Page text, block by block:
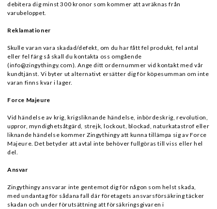
debitera dig minst 300 kronor som kommer att avräknas från
varubeloppet.
Reklamationer
Skulle varan vara skadad/defekt, om du har fått fel produkt, fel antal
eller fel färg så skall du kontakta oss omgående
(info@zingythingy.com). Ange ditt ordernummer vid kontakt med vår
kundtjänst. Vi byter ut alternativt ersätter dig för köpesumman om inte
varan finns kvar i lager.
Force Majeure
Vid händelse av krig, krigsliknande händelse, inbördeskrig, revolution,
uppror, myndighetsåtgärd, strejk, lockout, blockad, naturkatastrof eller
liknande händelse kommer Zingythingy att kunna tillämpa sig av Force
Majeure. Det betyder att avtal inte behöver fullgöras till viss eller hel
del.
Ansvar
Zingythingy ansvarar inte gentemot dig för någon som helst skada,
med undantag för sådana fall där företagets ansvarsförsäkring täcker
skadan och under förutsättning att försäkringsgivaren i